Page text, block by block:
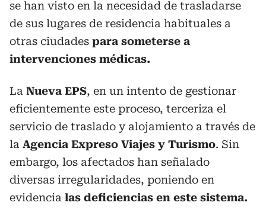
se han visto en la necesidad de trasladarse
de sus lugares de residencia habituales a
otras ciudades para someterse a
intervenciones médicas.
La Nueva EPS, en un intento de gestionar
eficientemente este proceso, terceriza el
servicio de traslado y alojamiento a través de
la Agencia Expreso Viajes y Turismo. Sin
embargo, los afectados han señalado
diversas irregularidades, poniendo en
evidencia las deficiencias en este sistema.